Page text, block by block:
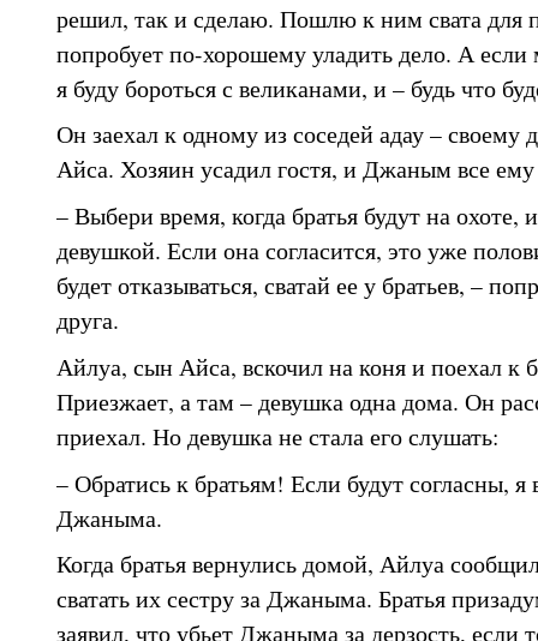
решил, так и сделаю. Пошлю к ним свата для
попробует по-хорошему уладить дело. А
я буду бороться с великанами, и – будь что
Он заехал к одному из соседей адау – своему
Айса. Хозяин усадил гостя, и Джаным все ему
– Выбери время, когда братья будут на охоте,
девушкой. Если она согласится, это уже
будет отказываться, сватай ее у братьев, –
друга.
Айлуа, сын Айса, вскочил на коня и поехал к
Приезжает, а там – девушка одна дома. Он
приехал. Но девушка не стала его слушать:
– Обратись к братьям! Если будут согласны,
Джаныма.
Когда братья вернулись домой, Айлуа
сватать их сестру за Джаныма. Братья
заявил, что убьет Джаныма за дерзость, если